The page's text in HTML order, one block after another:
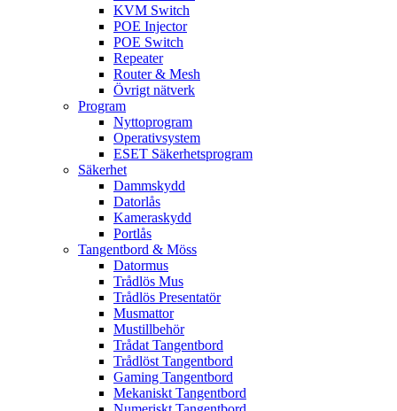
KVM Switch
POE Injector
POE Switch
Repeater
Router & Mesh
Övrigt nätverk
Program
Nyttoprogram
Operativsystem
ESET Säkerhetsprogram
Säkerhet
Dammskydd
Datorlås
Kameraskydd
Portlås
Tangentbord & Möss
Datormus
Trådlös Mus
Trådlös Presentatör
Musmattor
Mustillbehör
Trådat Tangentbord
Trådlöst Tangentbord
Gaming Tangentbord
Mekaniskt Tangentbord